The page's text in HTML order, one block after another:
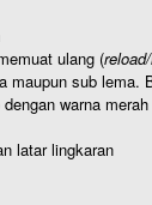
ulang (
sub lema.
warna
latar lingkaran